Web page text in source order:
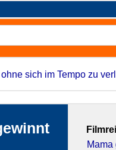
sich im Tempo zu